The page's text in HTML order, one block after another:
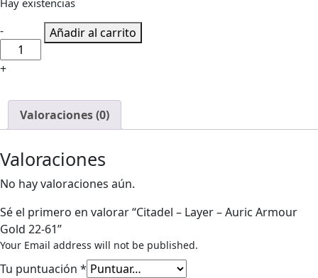
Hay existencias
Cantidad
Citadel
Layer
Auric
Armour
Gold
22-
-
+
Añadir al carrito
Valoraciones (0)
Valoraciones
No hay valoraciones aún.
Sé el primero en valorar “Citadel – Layer – Auric Armour
Gold 22-61”
Your Email address will not be published.
Tu puntuación *